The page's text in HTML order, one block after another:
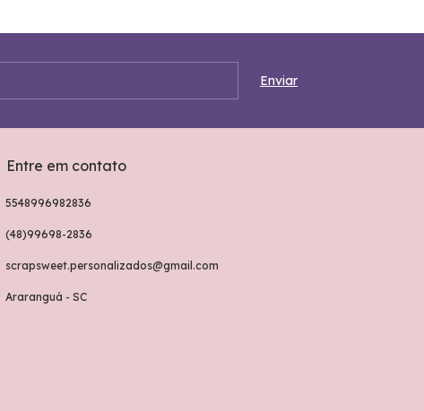
Entre em contato
5548996982836
(48)99698-2836
scrapsweet.personalizados@gmail.com
Araranguá - SC